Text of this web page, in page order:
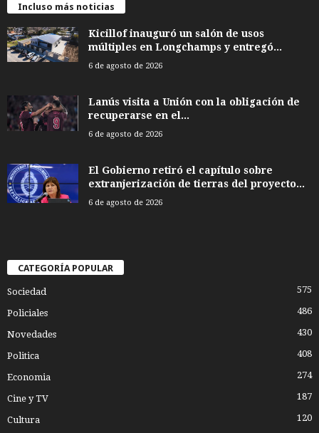
Incluso más noticias
Kicillof inauguró un salón de usos
múltiples en Longchamps y entregó...
6 de agosto de 2026
Lanús visita a Unión con la obligación de
recuperarse en el...
6 de agosto de 2026
El Gobierno retiró el capítulo sobre
extranjerización de tierras del proyecto...
6 de agosto de 2026
CATEGORÍA POPULAR
Sociedad 575
Policiales 486
Novedades 430
Politica 408
Economia 274
Cine y TV 187
Cultura 120